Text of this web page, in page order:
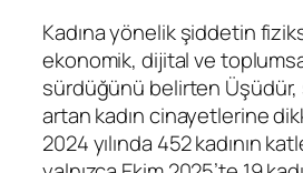
Kadına yönelik şiddetin
ekonomik, dijital ve
sürdüğünü belirten Üşüdür,
artan kadın cinayetlerine
2024 yılında 452 kadının